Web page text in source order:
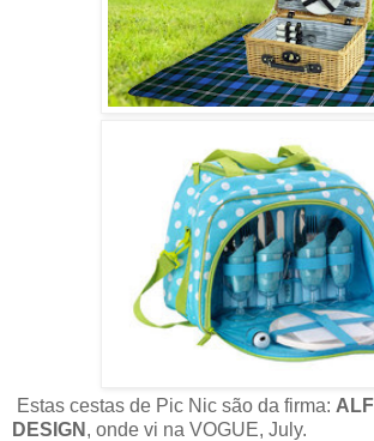
Estas cestas de Pic Nic são da firma:
DESIGN , onde vi na VOGUE, July.